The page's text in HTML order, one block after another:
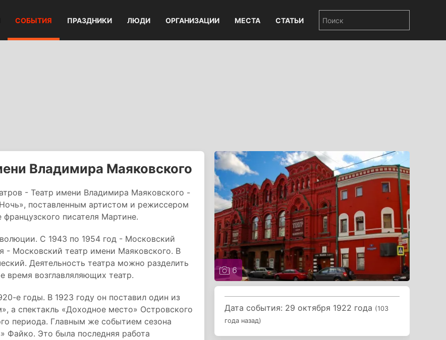
СОБЫТИЯ ПРАЗДНИКИ ЛЮДИ ОРГАНИЗАЦИИ МЕСТА СТАТЬИ
Владимира Маяковского
- Театр имени Владимира Маяковского -
поставленным артистом и режиссером
писателя Мартине.
С 1943 по 1954 год - Московский
- Московский театр имени Маяковского. В
Деятельность театра можно разделить
время возглавляляющих театр.
е годы. В 1923 году он поставил один из
а спектакль «Доходное место» Островского
периода. Главным же событием сезона
Файко. Это была последняя работа
6
Дата события: 29 октября 1922 года (103
года назад)